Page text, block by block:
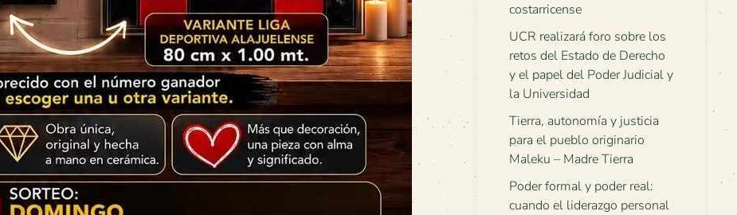
costarricense
UCR realizará foro sobre los
retos del Estado de Derecho
y el papel del Poder Judicial y
la Universidad
Tierra, autonomía y justicia
para el pueblo originario
Maleku – Madre Tierra
Poder formal y poder real:
cuando el liderazgo personal